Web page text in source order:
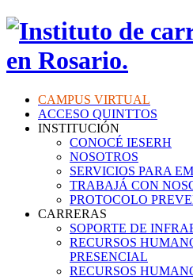
CAMPUS VIRTUAL
ACCESO QUINTTOS
INSTITUCIÓN
CONOCÉ IESERH
NOSOTROS
SERVICIOS PARA
TRABAJÁ CON
PROTOCOLO
CARRERAS
SOPORTE DE
RECURSOS
PRESENCIAL
RECURSOS